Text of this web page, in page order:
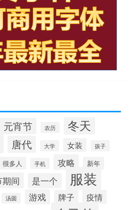
元宵节 农历 冬天
唐代 大学 女装 孩子
很多人 手机 攻略 新年
间 是一个 服装
汤圆 游戏 牌子 疫情